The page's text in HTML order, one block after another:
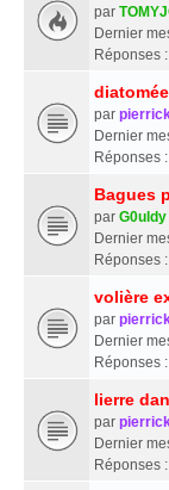
par
Dernier
Réponses :
diatomée
par
Dernier
Réponses :
Bagues
par G0uldy
Dernier
Réponses :
volière
par
Dernier
Réponses :
lierre
par
Dernier
Réponses :